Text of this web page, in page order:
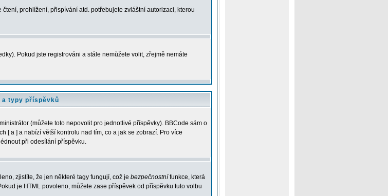
prohlížení, přispívání atd. potřebujete zvláštní autorizaci, kterou
Pokud jste registrováni a stále nemůžete volit, zřejmě nemáte
a typy příspěvků
(můžete toto nepovolit pro jednotlivé příspěvky). BBCode sám o
[ a ] a nabízí větší kontrolu nad tím, co a jak se zobrazí. Pro více
při odesílání příspěvku.
zjistíte, že jen některé tagy fungují, což je bezpečnostní funkce, která
je HTML povoleno, můžete zase příspěvek od příspěvku tuto volbu